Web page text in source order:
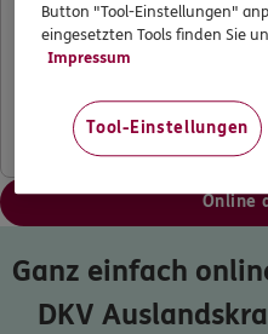
und die Kosten in Höhe
übernommen. Zurück in
erfolgt eine stationäre
Reha und Armins
Online
Ganz einfach
DKV
Button "Tool-Einstellungen"
eingesetzten Tools finden Sie
Impressum
Tool-Einstellungen